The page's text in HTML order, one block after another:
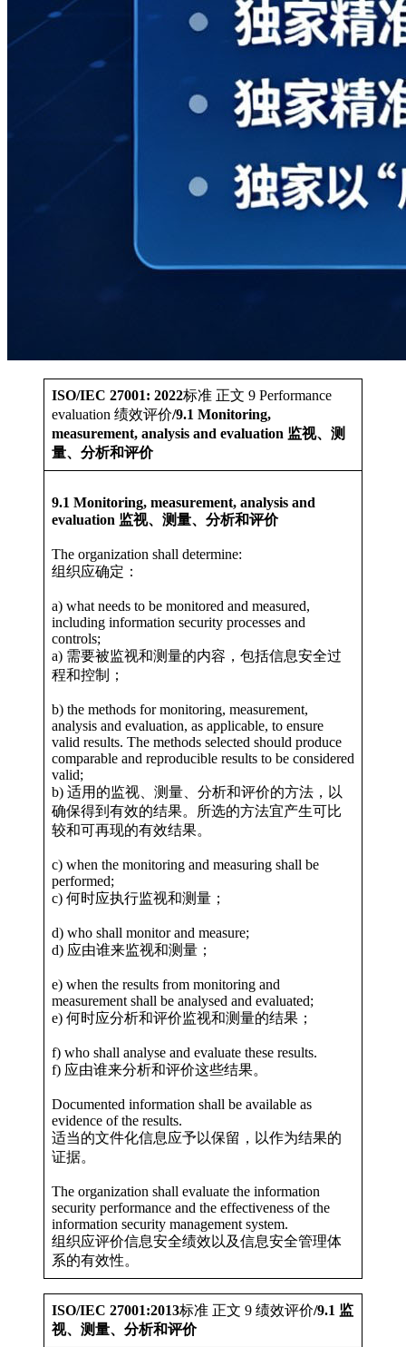
ISO/IEC 27001: 2022标准 正文 9 Performance
evaluation 绩效评价/9.1 Monitoring,
measurement, analysis and evaluation 监视、测
量、分析和评价
9.1 Monitoring, measurement, analysis and
evaluation 监视、测量、分析和评价
The organization shall determine:
组织应确定：
a) what needs to be monitored and measured,
including information security processes and
controls;
a) 需要被监视和测量的内容，包括信息安全过
程和控制；
b) the methods for monitoring, measurement,
analysis and evaluation, as applicable, to ensure
valid results. The methods selected should produce
comparable and reproducible results to be considered
valid;
b) 适用的监视、测量、分析和评价的方法，以
确保得到有效的结果。所选的方法宜产生可比
较和可再现的有效结果。
c) when the monitoring and measuring shall be
performed;
c) 何时应执行监视和测量；
d) who shall monitor and measure;
d) 应由谁来监视和测量；
e) when the results from monitoring and
measurement shall be analysed and evaluated;
e) 何时应分析和评价监视和测量的结果；
f) who shall analyse and evaluate these results.
f) 应由谁来分析和评价这些结果。
Documented information shall be available as
evidence of the results.
适当的文件化信息应予以保留，以作为结果的
证据。
The organization shall evaluate the information
security performance and the effectiveness of the
information security management system.
组织应评价信息安全绩效以及信息安全管理体
系的有效性。
ISO/IEC 27001:2013标准 正文 9 绩效评价/9.1 监
视、测量、分析和评价